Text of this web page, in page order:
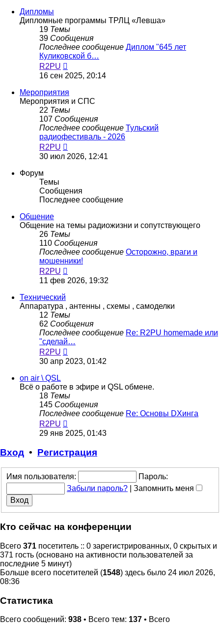
Дипломы
Дипломные программы ТРЛЦ «Левша»
19 Темы
39 Сообщения
Последнее сообщение Диплом "645 лет
Куликовской б…
R2PU
к
сообщению
16 сен 2025, 20:14
Мероприятия
Мероприятия и СПС
22 Темы
107 Сообщения
Последнее сообщение Тульский
радиофестиваль - 2026
R2PU
к
30 июл 2026, 12:41
Форум
Темы
Сообщения
Последнее сообщение
Общение
Общение на темы радиожизни и сопутствующего
26 Темы
110 Сообщения
Последнее сообщение Осторожно, враги и
мошенники!
R2PU
к
11 фев 2026, 19:32
Технический
Аппаратура , антенны , схемы , самоделки
12 Темы
62 Сообщения
Последнее сообщение Re: R2PU homemade или
"сделай…
R2PU
к
30 апр 2023, 01:42
on air \ QSL
Всё о работе в эфире и QSL обмене.
18 Темы
145 Сообщения
Последнее сообщение Re: Основы DXинга
R2PU
к
сообщению
29 янв 2025, 01:43
Вход • Регистрация
Имя пользователя:
Пароль:
Забыли пароль?
Запомнить меня
Кто сейчас на конференции
Всего 371 посетитель :: 0 зарегистрированных, 0 скрытых и
371 гость (основано на активности пользователей за
последние 5 минут)
Больше всего посетителей (1548) здесь было 24 июл 2026,
08:36
Статистика
Всего сообщений: 938 • Всего тем: 137 • Всего